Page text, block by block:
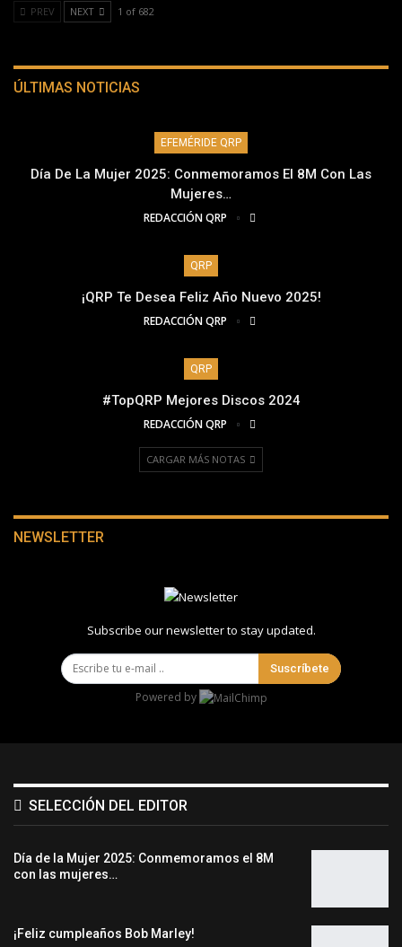
PREV NEXT 1 of 682
ÚLTIMAS NOTICIAS
EFEMÉRIDE QRP
Día De La Mujer 2025: Conmemoramos El 8M Con Las
Mujeres…
REDACCIÓN QRP
QRP
¡QRP Te Desea Feliz Año Nuevo 2025!
REDACCIÓN QRP
QRP
#TopQRP Mejores Discos 2024
REDACCIÓN QRP
CARGAR MÁS NOTAS
NEWSLETTER
Subscribe our newsletter to stay updated.
Suscríbete
Powered by
SELECCIÓN DEL EDITOR
Día de la Mujer 2025: Conmemoramos el 8M
con las mujeres…
¡Feliz cumpleaños Bob Marley!